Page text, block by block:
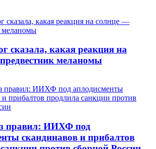
сказала, какая реакция на
меланомы
правил: ИИХФ под
скандинавов и прибалтов